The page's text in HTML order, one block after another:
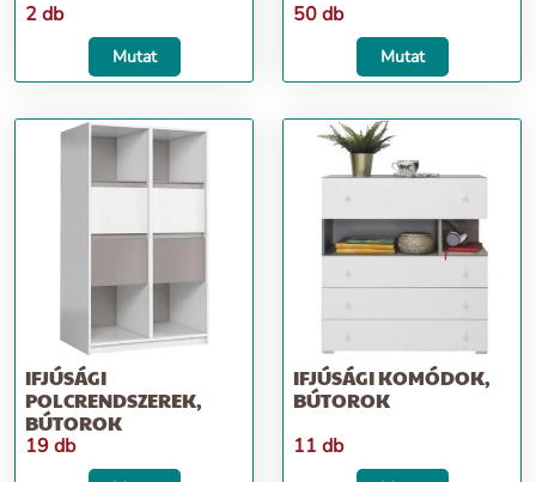
2 db
Mutat
50 db
Mutat
IFJÚSÁGI
POLCRENDSZEREK,
BÚTOROK
19 db
IFJÚSÁGI KOMÓDOK,
BÚTOROK
11 db